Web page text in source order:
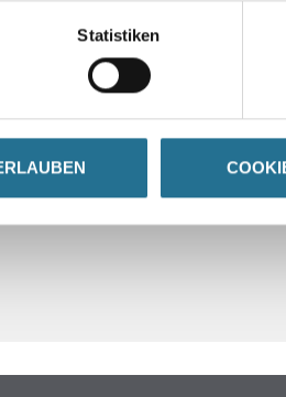
Statistiken
GEFAHRENHINWEISE